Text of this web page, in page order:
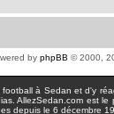
by phpBB © 2000,
à Sedan et d'y
AllezSedan.com est
depuis le 6 décembre